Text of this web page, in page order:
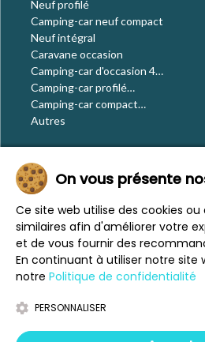
Neuf profilé
Camping-car neuf compact
Neuf intégral
Caravane occasion
Camping-car d'occasion 4
places
Camping-car profilé
occasion
Camping-car compact
occasion
Autres
Le blog
Actualités
Évènements
Nos conseils
Vos voyages
CaraMaps
Espace presse
Mentions légales
On vous présente
Ce site web utilise des cookies
similaires afin d'améliorer votre
et de vous fournir des
En continuant à utiliser notre site
notre Politique de confidentialité
PERSONNALISER